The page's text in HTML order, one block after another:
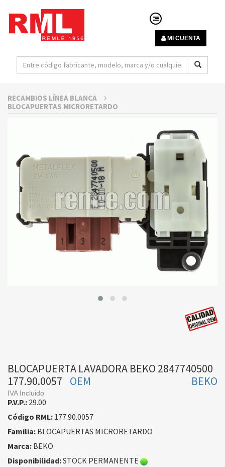
MI CUENTA
RECAMBIOS LÍNEA BLANCA
BLOCAPUERTAS MICRORETARDO
BLOCAPUERTA LAVADORA BEKO 2847740500
177.90.0057
BEKO
OEM
IVA Incluido
P.V.P.: 29.00
Código RML: 177.90.0057
Familia: BLOCAPUERTAS MICRORETARDO
Marca: BEKO
Disponibilidad:STOCK PERMANENTE